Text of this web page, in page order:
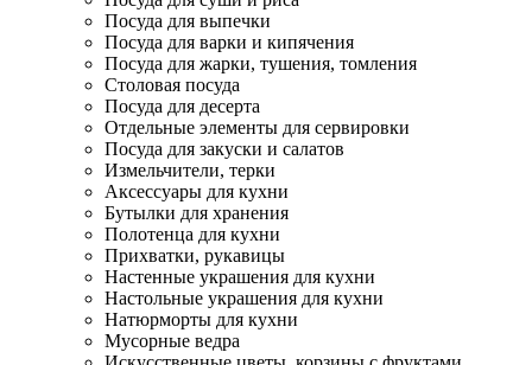
Посуда для выпечки
Посуда для варки и кипячения
Посуда для жарки, тушения, томления
Столовая посуда
Посуда для десерта
Отдельные элементы для сервировки
Посуда для закуски и салатов
Измельчители, терки
Аксессуары для кухни
Бутылки для хранения
Полотенца для кухни
Прихватки, рукавицы
Настенные украшения для кухни
Настольные украшения для кухни
Натюрморты для кухни
Мусорные ведра